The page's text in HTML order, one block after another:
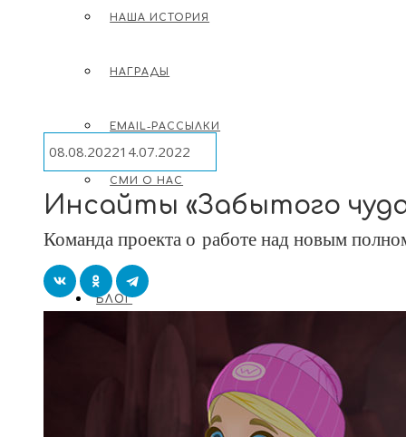
НАША ИСТОРИЯ
НАГРАДЫ
EMAIL-РАССЫЛКИ
СМИ О НАС
ВАКАНСИИ
БЛОГ
ЛОНГРИДЫ ОБ АНИМАЦИИ
Инсайты «Забытого
Команда проекта о работе над новым
08.08.202214.07.2022